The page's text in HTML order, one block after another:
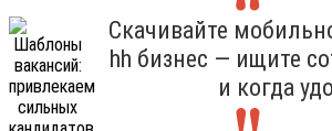
Скачивайте
hh бизнес — ищите
и когда